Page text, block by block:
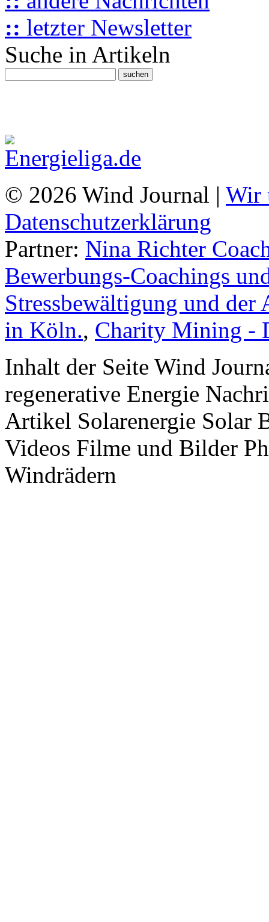
:: letzter Newsletter
Suche in Artikeln
© 2026 Wind Journal | Wir
Datenschutzerklärung
Partner: Nina Richter
Bewerbungs-Coachings
Stressbewältigung und
in Köln., Charity Mining -
Inhalt der Seite Wind
regenerative Energie
Artikel Solarenergie Solar
Videos Filme und Bilder
Windrädern